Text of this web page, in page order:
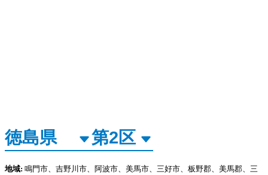
地域: 鳴門市、吉野川市、阿波市、美馬市、三好市、板野郡、美馬郡、三